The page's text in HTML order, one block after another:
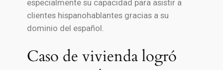
especialmente su capacidad para asistir a
clientes hispanohablantes gracias a su
dominio del español.
Caso de vivienda logró